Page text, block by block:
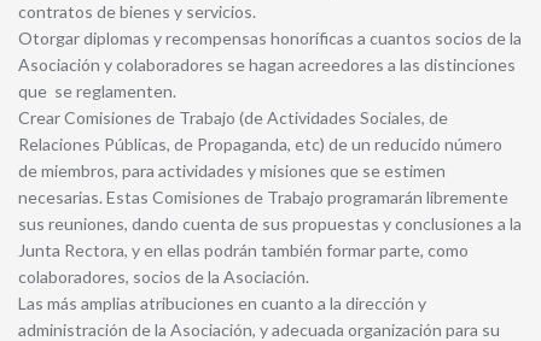
contratos de bienes y servicios.
Otorgar diplomas y recompensas honoríficas a cuantos socios de la
Asociación y colaboradores se hagan acreedores a las distinciones
que se reglamenten.
Crear Comisiones de Trabajo (de Actividades Sociales, de
Relaciones Públicas, de Propaganda, etc) de un reducido número
de miembros, para actividades y misiones que se estimen
necesarias. Estas Comisiones de Trabajo programarán libremente
sus reuniones, dando cuenta de sus propuestas y conclusiones a la
Junta Rectora, y en ellas podrán también formar parte, como
colaboradores, socios de la Asociación.
Las más amplias atribuciones en cuanto a la dirección y
administración de la Asociación, y adecuada organización para su